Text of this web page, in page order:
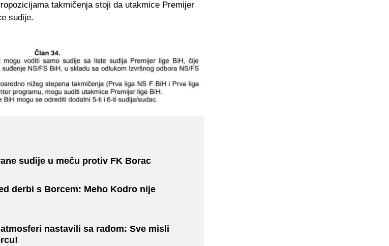
takmičenja stoji da utakmice Premijer
sudije.
sudije u meču protiv FK Borac
derbi s Borcem: Meho Kodro nije
nastavili sa radom: Sve misli